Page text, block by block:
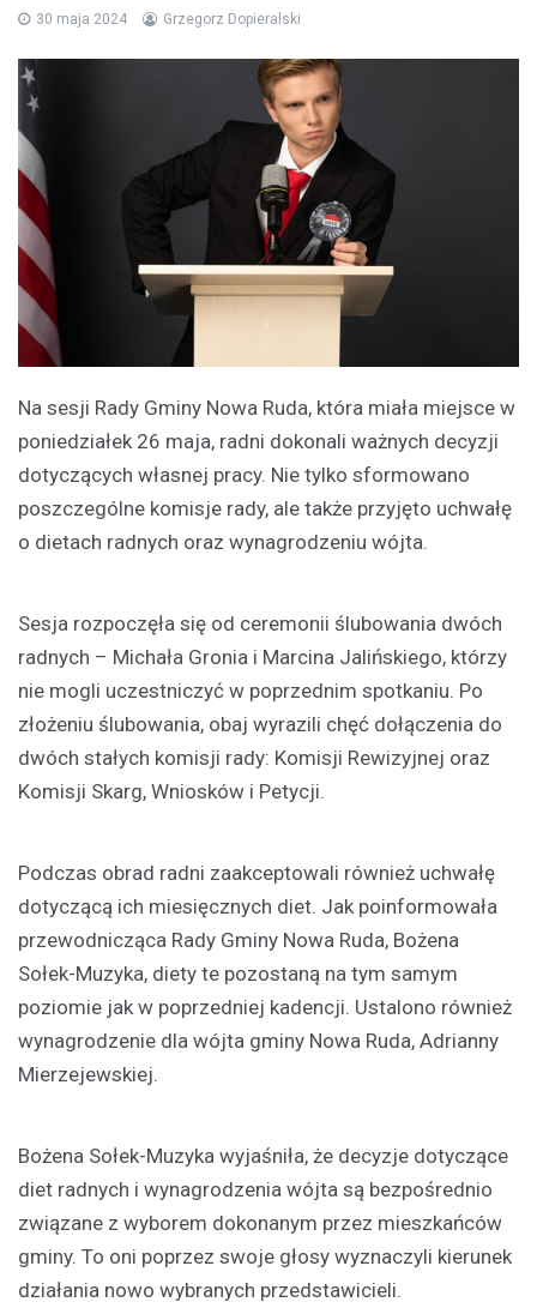
30 maja 2024 Grzegorz Dopieralski
Na sesji Rady Gminy Nowa Ruda, która miała miejsce w
poniedziałek 26 maja, radni dokonali ważnych decyzji
dotyczących własnej pracy. Nie tylko sformowano
poszczególne komisje rady, ale także przyjęto uchwałę
o dietach radnych oraz wynagrodzeniu wójta.
Sesja rozpoczęła się od ceremonii ślubowania dwóch
radnych – Michała Gronia i Marcina Jalińskiego, którzy
nie mogli uczestniczyć w poprzednim spotkaniu. Po
złożeniu ślubowania, obaj wyrazili chęć dołączenia do
dwóch stałych komisji rady: Komisji Rewizyjnej oraz
Komisji Skarg, Wniosków i Petycji.
Podczas obrad radni zaakceptowali również uchwałę
dotyczącą ich miesięcznych diet. Jak poinformowała
przewodnicząca Rady Gminy Nowa Ruda, Bożena
Sołek-Muzyka, diety te pozostaną na tym samym
poziomie jak w poprzedniej kadencji. Ustalono również
wynagrodzenie dla wójta gminy Nowa Ruda, Adrianny
Mierzejewskiej.
Bożena Sołek-Muzyka wyjaśniła, że decyzje dotyczące
diet radnych i wynagrodzenia wójta są bezpośrednio
związane z wyborem dokonanym przez mieszkańców
gminy. To oni poprzez swoje głosy wyznaczyli kierunek
działania nowo wybranych przedstawicieli.